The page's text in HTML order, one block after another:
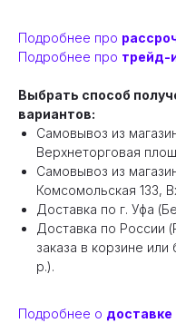
Подробнее про
Подробнее про трейд-
Выбрать способ
вариантов:
Самовывоз из
Верхнеторговая
Самовывоз из
Комсомольская 133,
Доставка по г. Уфа
Доставка по России
заказа в корзине
р.).
Подробнее о доставке